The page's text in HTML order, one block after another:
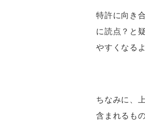
特許に向き
に読点？と
やすくなる
ちなみに、
含まれるも